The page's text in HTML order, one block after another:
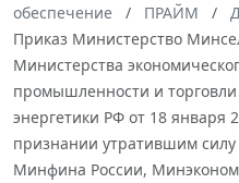
обеспечение
ПРАЙМ
Приказ Министерство
Министерства
промышленности и
энергетики РФ от 18 января
признании утратившим
Минфина России,